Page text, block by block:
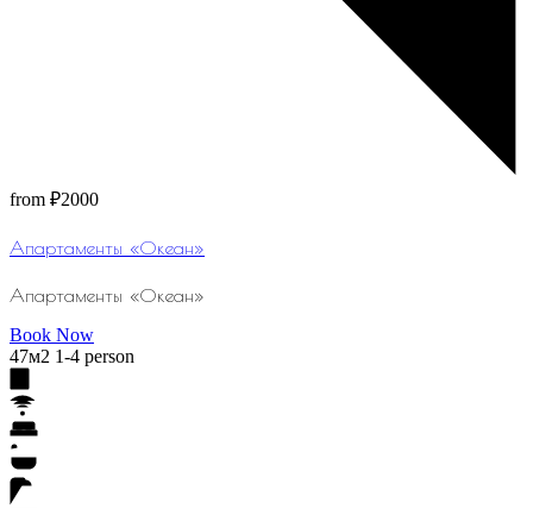
from ₽2000
Апартаменты «Океан»
Апартаменты «Океан»
Book Now
47м2 1-4 person